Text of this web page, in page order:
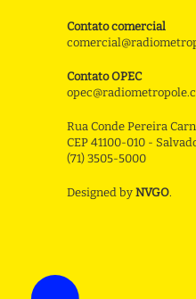
Contato comercial
Contato OPEC
Rua Conde Pereira
CEP 41100-010 -
(71) 3505-5000
Designed by NVGO.